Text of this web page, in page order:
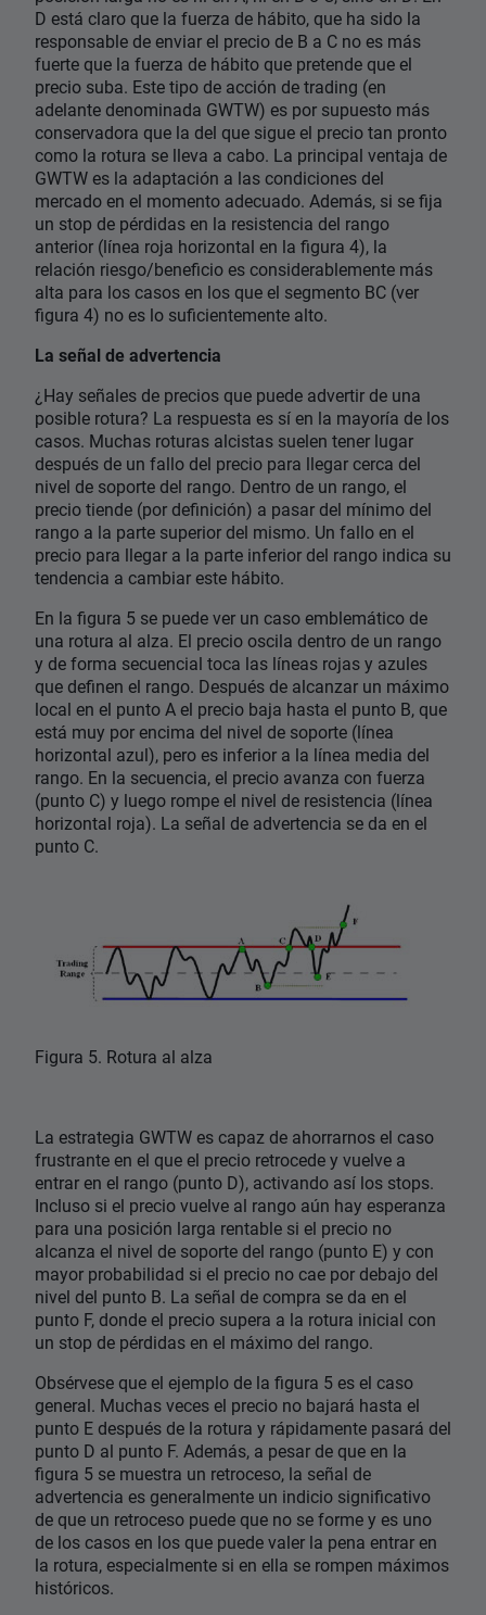
D está claro que la fuerza de hábito, que ha sido la
responsable de enviar el precio de B a C no es más
fuerte que la fuerza de hábito que pretende que el
precio suba. Este tipo de acción de trading (en
adelante denominada GWTW) es por supuesto más
conservadora que la del que sigue el precio tan pronto
como la rotura se lleva a cabo. La principal ventaja de
GWTW es la adaptación a las condiciones del
mercado en el momento adecuado. Además, si se fija
un stop de pérdidas en la resistencia del rango
anterior (línea roja horizontal en la figura 4), la
relación riesgo/beneficio es considerablemente más
alta para los casos en los que el segmento BC (ver
figura 4) no es lo suficientemente alto.
La señal de advertencia
¿Hay señales de precios que puede advertir de una
posible rotura? La respuesta es sí en la mayoría de los
casos. Muchas roturas alcistas suelen tener lugar
después de un fallo del precio para llegar cerca del
nivel de soporte del rango. Dentro de un rango, el
precio tiende (por definición) a pasar del mínimo del
rango a la parte superior del mismo. Un fallo en el
precio para llegar a la parte inferior del rango indica su
tendencia a cambiar este hábito.
En la figura 5 se puede ver un caso emblemático de
una rotura al alza. El precio oscila dentro de un rango
y de forma secuencial toca las líneas rojas y azules
que definen el rango. Después de alcanzar un máximo
local en el punto A el precio baja hasta el punto B, que
está muy por encima del nivel de soporte (línea
horizontal azul), pero es inferior a la línea media del
rango. En la secuencia, el precio avanza con fuerza
(punto C) y luego rompe el nivel de resistencia (línea
horizontal roja). La señal de advertencia se da en el
punto C.
Figura 5. Rotura al alza
La estrategia GWTW es capaz de ahorrarnos el caso
frustrante en el que el precio retrocede y vuelve a
entrar en el rango (punto D), activando así los stops.
Incluso si el precio vuelve al rango aún hay esperanza
para una posición larga rentable si el precio no
alcanza el nivel de soporte del rango (punto E) y con
mayor probabilidad si el precio no cae por debajo del
nivel del punto B. La señal de compra se da en el
punto F, donde el precio supera a la rotura inicial con
un stop de pérdidas en el máximo del rango.
Obsérvese que el ejemplo de la figura 5 es el caso
general. Muchas veces el precio no bajará hasta el
punto E después de la rotura y rápidamente pasará del
punto D al punto F. Además, a pesar de que en la
figura 5 se muestra un retroceso, la señal de
advertencia es generalmente un indicio significativo
de que un retroceso puede que no se forme y es uno
de los casos en los que puede valer la pena entrar en
la rotura, especialmente si en ella se rompen máximos
históricos.